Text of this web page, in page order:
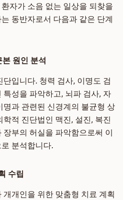
자가 소음 없는 일상을 되찾을
동반자로서 다음과 같은 단계
원인 분석
입니다. 청력 검사, 이명도 검
성을 파악하고, 뇌파 검사, 자
과 관련된 신경계의 불균형 상
적 진단법인 맥진, 설진, 복진
부의 허실을 파악함으로써 이
분석합니다.
수립
개인을 위한 맞춤형 치료 계획